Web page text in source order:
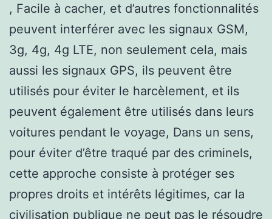
, Facile à cacher, et d’autres fonctionnalités
peuvent interférer avec les signaux GSM,
3g, 4g, 4g LTE, non seulement cela, mais
aussi les signaux GPS, ils peuvent être
utilisés pour éviter le harcèlement, et ils
peuvent également être utilisés dans leurs
voitures pendant le voyage, Dans un sens,
pour éviter d’être traqué par des criminels,
cette approche consiste à protéger ses
propres droits et intérêts légitimes, car la
civilisation publique ne peut pas le résoudre